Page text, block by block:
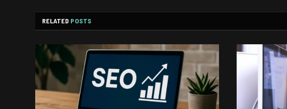
RELATED POSTS